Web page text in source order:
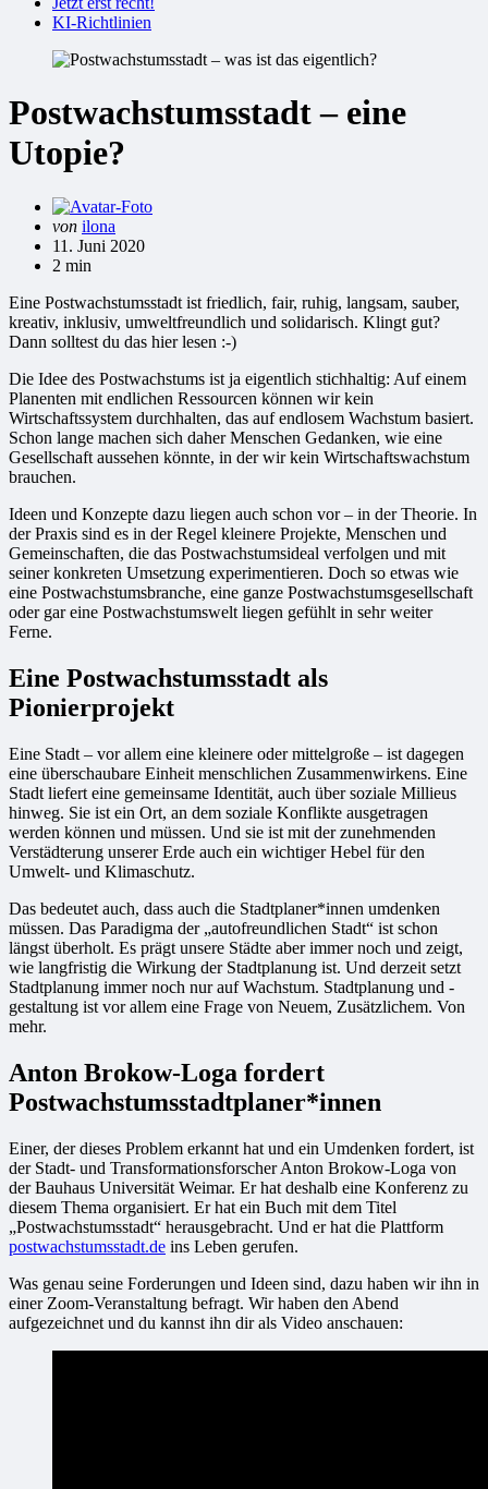
KI-Richtlinien
Postwachstumsstadt – eine
Utopie?
Gepostet
von
von ilona
11. Juni 2020
2 min
Eine Postwachstumsstadt ist friedlich, fair, ruhig, langsam, sauber,
kreativ, inklusiv, umweltfreundlich und solidarisch. Klingt gut?
Dann solltest du das hier lesen :-)
Die Idee des Postwachstums ist ja eigentlich stichhaltig: Auf einem
Planenten mit endlichen Ressourcen können wir kein
Wirtschaftssystem durchhalten, das auf endlosem Wachstum basiert.
Schon lange machen sich daher Menschen Gedanken, wie eine
Gesellschaft aussehen könnte, in der wir kein Wirtschaftswachstum
brauchen.
Ideen und Konzepte dazu liegen auch schon vor – in der Theorie. In
der Praxis sind es in der Regel kleinere Projekte, Menschen und
Gemeinschaften, die das Postwachstumsideal verfolgen und mit
seiner konkreten Umsetzung experimentieren. Doch so etwas wie
eine Postwachstumsbranche, eine ganze Postwachstumsgesellschaft
oder gar eine Postwachstumswelt liegen gefühlt in sehr weiter
Ferne.
Eine Postwachstumsstadt als
Pionierprojekt
Eine Stadt – vor allem eine kleinere oder mittelgroße – ist dagegen
eine überschaubare Einheit menschlichen Zusammenwirkens. Eine
Stadt liefert eine gemeinsame Identität, auch über soziale Millieus
hinweg. Sie ist ein Ort, an dem soziale Konflikte ausgetragen
werden können und müssen. Und sie ist mit der zunehmenden
Verstädterung unserer Erde auch ein wichtiger Hebel für den
Umwelt- und Klimaschutz.
Das bedeutet auch, dass auch die Stadtplaner*innen umdenken
müssen. Das Paradigma der „autofreundlichen Stadt“ ist schon
längst überholt. Es prägt unsere Städte aber immer noch und zeigt,
wie langfristig die Wirkung der Stadtplanung ist. Und derzeit setzt
Stadtplanung immer noch nur auf Wachstum. Stadtplanung und -
gestaltung ist vor allem eine Frage von Neuem, Zusätzlichem. Von
mehr.
Anton Brokow-Loga fordert
Postwachstumsstadtplaner*innen
Einer, der dieses Problem erkannt hat und ein Umdenken fordert, ist
der Stadt- und Transformationsforscher Anton Brokow-Loga von
der Bauhaus Universität Weimar. Er hat deshalb eine Konferenz zu
diesem Thema organisiert. Er hat ein Buch mit dem Titel
„Postwachstumsstadt“ herausgebracht. Und er hat die Plattform
postwachstumsstadt.de ins Leben gerufen.
Was genau seine Forderungen und Ideen sind, dazu haben wir ihn in
einer Zoom-Veranstaltung befragt. Wir haben den Abend
aufgezeichnet und du kannst ihn dir als Video anschauen: